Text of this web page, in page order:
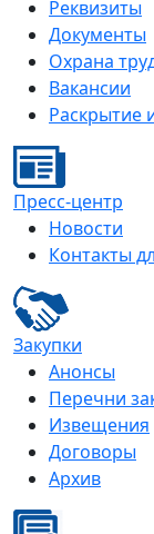
Реквизиты
Документы
Охрана
Вакансии
Раскрытие
Пресс-центр
Новости
Контакты
Закупки
Анонсы
Перечни
Извещения
Договоры
Архив